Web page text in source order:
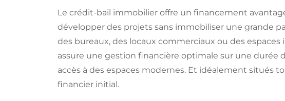
Le crédit-bail immobilier offre un financement
développer des projets sans immobiliser une grande
des bureaux, des locaux commerciaux ou des
assure une gestion financière optimale sur une durée
accès à des espaces modernes. Et idéalement situés
financier initial.